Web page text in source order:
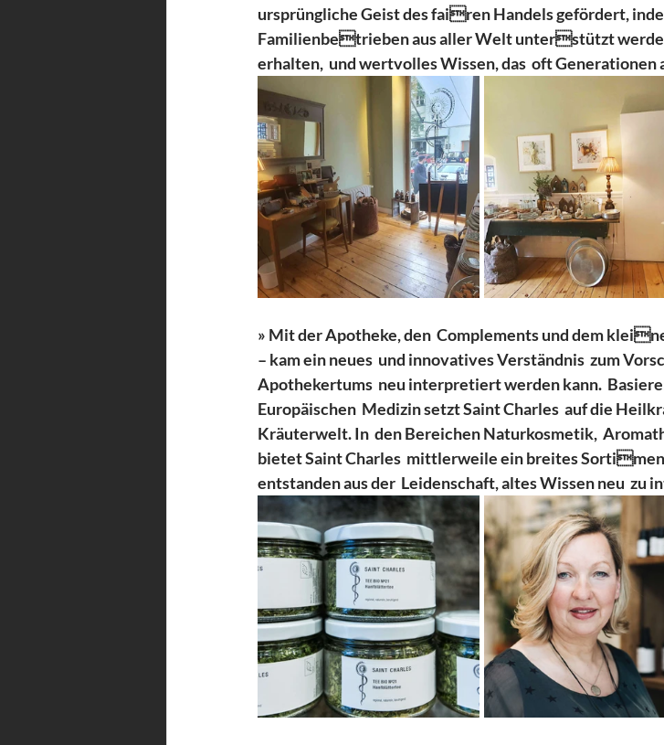
ursprüngliche Geist des fairen Handels gefördert,
Familienbetrieben aus aller Welt unterstützt
erhalten,  und wertvolles Wissen, das  oft Generationen
» Mit der Apotheke, den  Complements und dem
– kam ein neues  und innovatives Verständnis  zum
Apothekertums  neu interpretiert werden kann.
Europäischen  Medizin setzt Saint Charles  auf die
Kräuterwelt. In  den Bereichen Naturkosmetik,
bietet Saint Charles  mittlerweile ein breites
entstanden aus der  Leidenschaft, altes Wissen neu  zu